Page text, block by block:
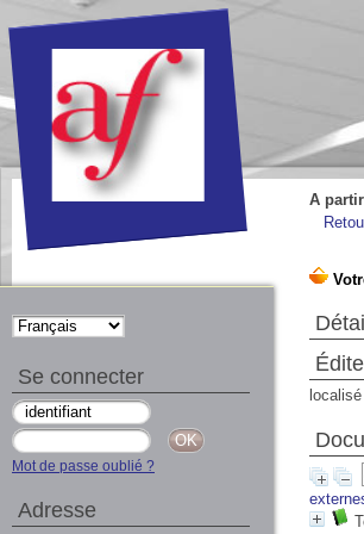
A
Se connecter
Mot de passe oublié ?
Adresse